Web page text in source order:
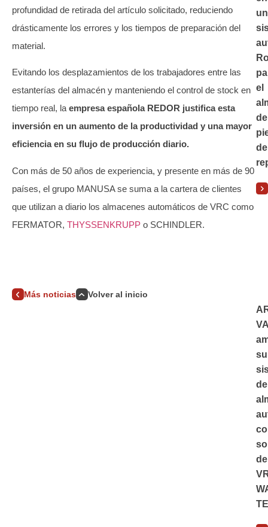
profundidad de retirada del artículo solicitado, reduciendo
drásticamente los errores y los tiempos de preparación del
material.
Evitando los desplazamientos de los trabajadores entre las
estanterías del almacén y manteniendo el control de stock en
tiempo real, la empresa española REDOR justifica esta
inversión en un aumento de la productividad y una mayor
eficiencia en su flujo de producción diario.
Con más de 50 años de experiencia, y presente en más de 90
países, el grupo MANUSA se suma a la cartera de clientes
que utilizan a diario los almacenes automáticos de VRC como
FERMATOR, THYSSENKRUPP o SCHINDLER.
Más noticias Volver al inicio
un
el
de
de
su
de
de